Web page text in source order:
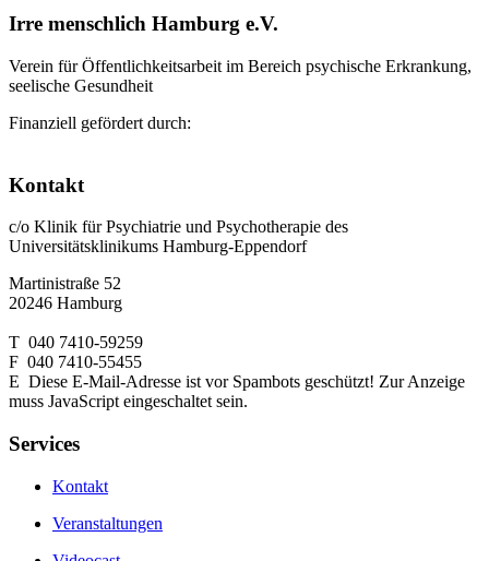
Irre menschlich Hamburg e.V.
Verein für Öffentlichkeitsarbeit im Bereich psychische Erkrankung,
seelische Gesundheit
Finanziell gefördert durch:
Kontakt
c/o Klinik für Psychiatrie und Psychotherapie des
Universitätsklinikums Hamburg-Eppendorf
Martinistraße 52
20246 Hamburg
T 040 7410-59259
F 040 7410-55455
E Diese E-Mail-Adresse ist vor Spambots geschützt! Zur Anzeige
muss JavaScript eingeschaltet sein.
Services
Kontakt
Veranstaltungen